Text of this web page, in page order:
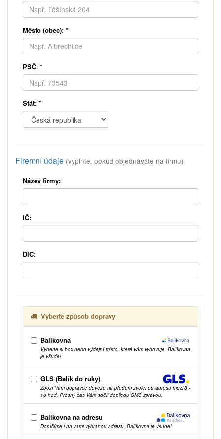
Město (obec): *
PSČ: *
Stát: *
Firemní údaje (vyplňte, pokud objednáváte na firmu)
Název firmy:
IČ:
DIČ:
Vyberte způsob dopravy
Balíkovna
Vyberte si box nebo výdejní místo, které vám vyhovuje. Balíkovna
je všude!
GLS (Balík do ruky)
Zboží Vám dopravce doveze na předem zvolenou adresu mezi 8 -
18 hod. Přesný čas Vám sdělí dopředu SMS zprávou.
Balíkovna na adresu
Doručíme i na vámi vybranou adresu. Balíkovna je všude!